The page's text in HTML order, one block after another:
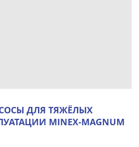
ДЛЯ ТЯЖЁЛЫХ
MINEX-MAGNUM